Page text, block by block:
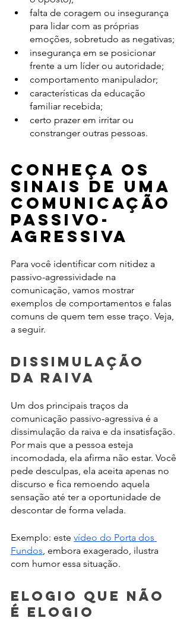
falta de coragem ou insegurança
para lidar com as próprias
emoções, sobretudo as negativas;
insegurança em se posicionar
frente a um líder ou autoridade;
comportamento manipulador;
características da educação
familiar recebida;
certo prazer em irritar ou
constranger outras pessoas.
Conheça os
sinais de uma
comunicação
passivo-
agressiva
Para você identificar com nitidez a
passivo-agressividade na
comunicação, vamos mostrar
exemplos de comportamentos e falas
comuns de quem tem esse traço. Veja,
a seguir.
Dissimulação
da raiva
Um dos principais traços da
comunicação passivo-agressiva é a
dissimulação da raiva e da insatisfação.
Por mais que a pessoa esteja
incomodada, ela afirma não estar. Você
pede desculpas, ela aceita apenas no
discurso e fica remoendo aquela
sensação até ter a oportunidade de
descontar de forma velada.
Exemplo: este vídeo do Porta dos
Fundos, embora exagerado, ilustra
com humor essa situação.
Elogio que não
é elogio